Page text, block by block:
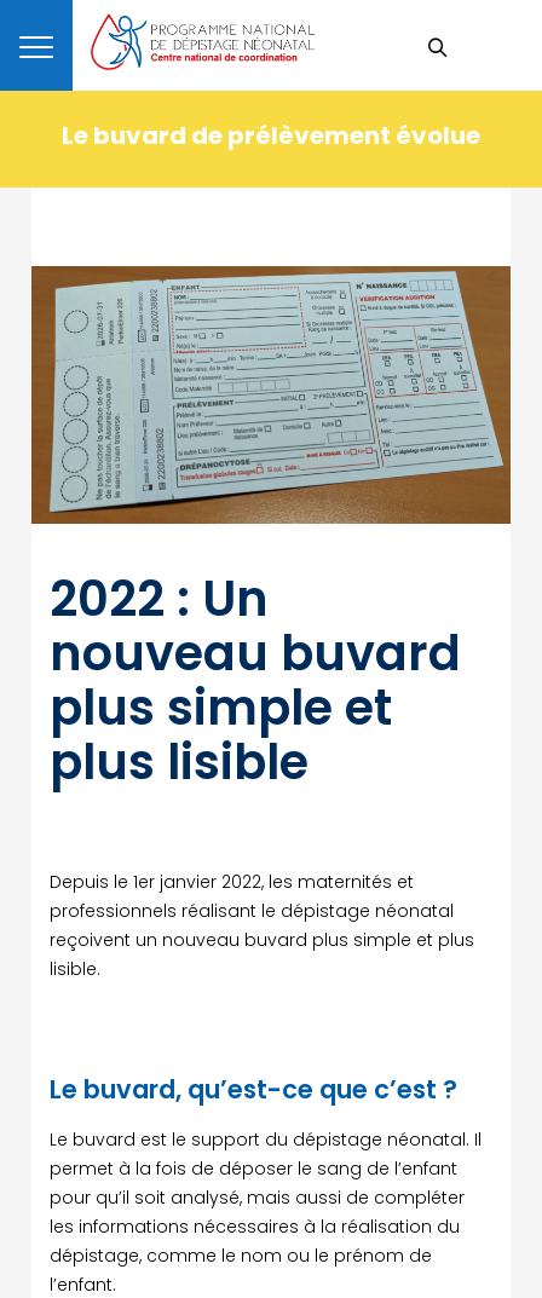
Le buvard de prélèvement évolue
2022 : Un
nouveau buvard
plus simple et
plus lisible
Depuis le 1er janvier 2022, les maternités et
professionnels réalisant le dépistage néonatal
reçoivent un nouveau buvard plus simple et plus
lisible.
Le buvard, qu’est-ce que c’est ?
Le buvard est le support du dépistage néonatal. Il
permet à la fois de déposer le sang de l’enfant
pour qu’il soit analysé, mais aussi de compléter
les informations nécessaires à la réalisation du
dépistage, comme le nom ou le prénom de
l’enfant.